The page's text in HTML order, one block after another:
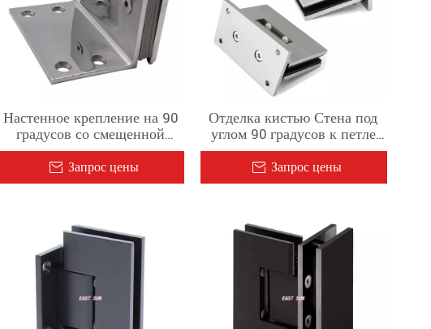
Настенное крепление на 90
градусов со смещенной
задней панелью от стены до
стеклянной петли душевой
двери для стекла толщиной
Запрос цены
Отделка кистью Стена под
углом 90 градусов к петле
для стеклянной душевой
двери для стекла толщиной
1/2–3/8 дюйма
Запрос цены